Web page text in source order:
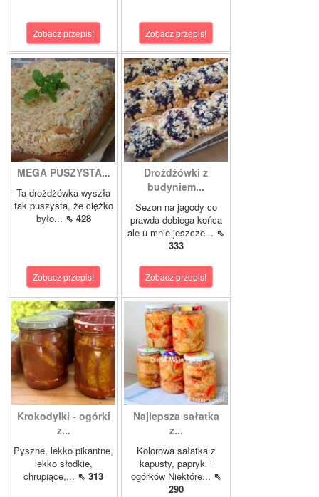
Zobacz przepis! Zobacz przepis!
MEGA PUSZYSTA...
Ta drożdżówka wyszła
tak puszysta, że ciężko
było... ⇖ 428
Zobacz przepis!
Drożdżówki z
budyniem...
Sezon na jagody co
prawda dobiega końca
ale u mnie jeszcze... ⇖
333
Zobacz przepis!
Krokodylki - ogórki
z...
Pyszne, lekko pikantne,
lekko słodkie,
chrupiące,... ⇖ 313
Najlepsza sałatka
z...
Kolorowa sałatka z
kapusty, papryki i
ogórków Niektóre... ⇖
290